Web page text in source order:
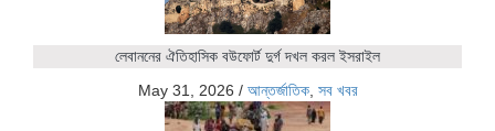
লেবাননের ঐতিহাসিক বউফোর্ট দুর্গ দখল করল ইসরাইল
May 31, 2026 / আন্তর্জাতিক, সব খবর